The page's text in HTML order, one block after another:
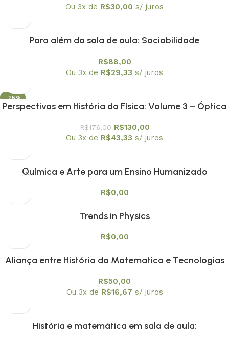
Volume 2 Ações dialógicas na Prática de Ensino de
Ou 3x de R$30,00 s/ juros
Para além da sala de aula: Sociabilidade
Pedagógica
R$88,00
Ou 3x de R$29,33 s/ juros
-26%
Perspectivas em História da Física: Volume 3 – Óptica
R$176,00 R$130,00
Ou 3x de R$43,33 s/ juros
Química e Arte para um Ensino Humanizado
R$0,00
Trends in Physics
R$0,00
Aliança entre História da Matematica e Tecnologias
R$50,00
Ou 3x de R$16,67 s/ juros
História e matemática em sala de aula: